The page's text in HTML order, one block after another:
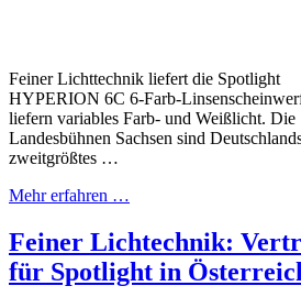
Feiner Lichttechnik liefert die Spotlight
HYPERION 6C 6-Farb-
liefern variables Farb- und Weißlicht. Die
Landesbühnen Sachsen sind
zweitgrößtes …
Mehr erfahren …
Feiner Lichtechnik:
für Spotlight in